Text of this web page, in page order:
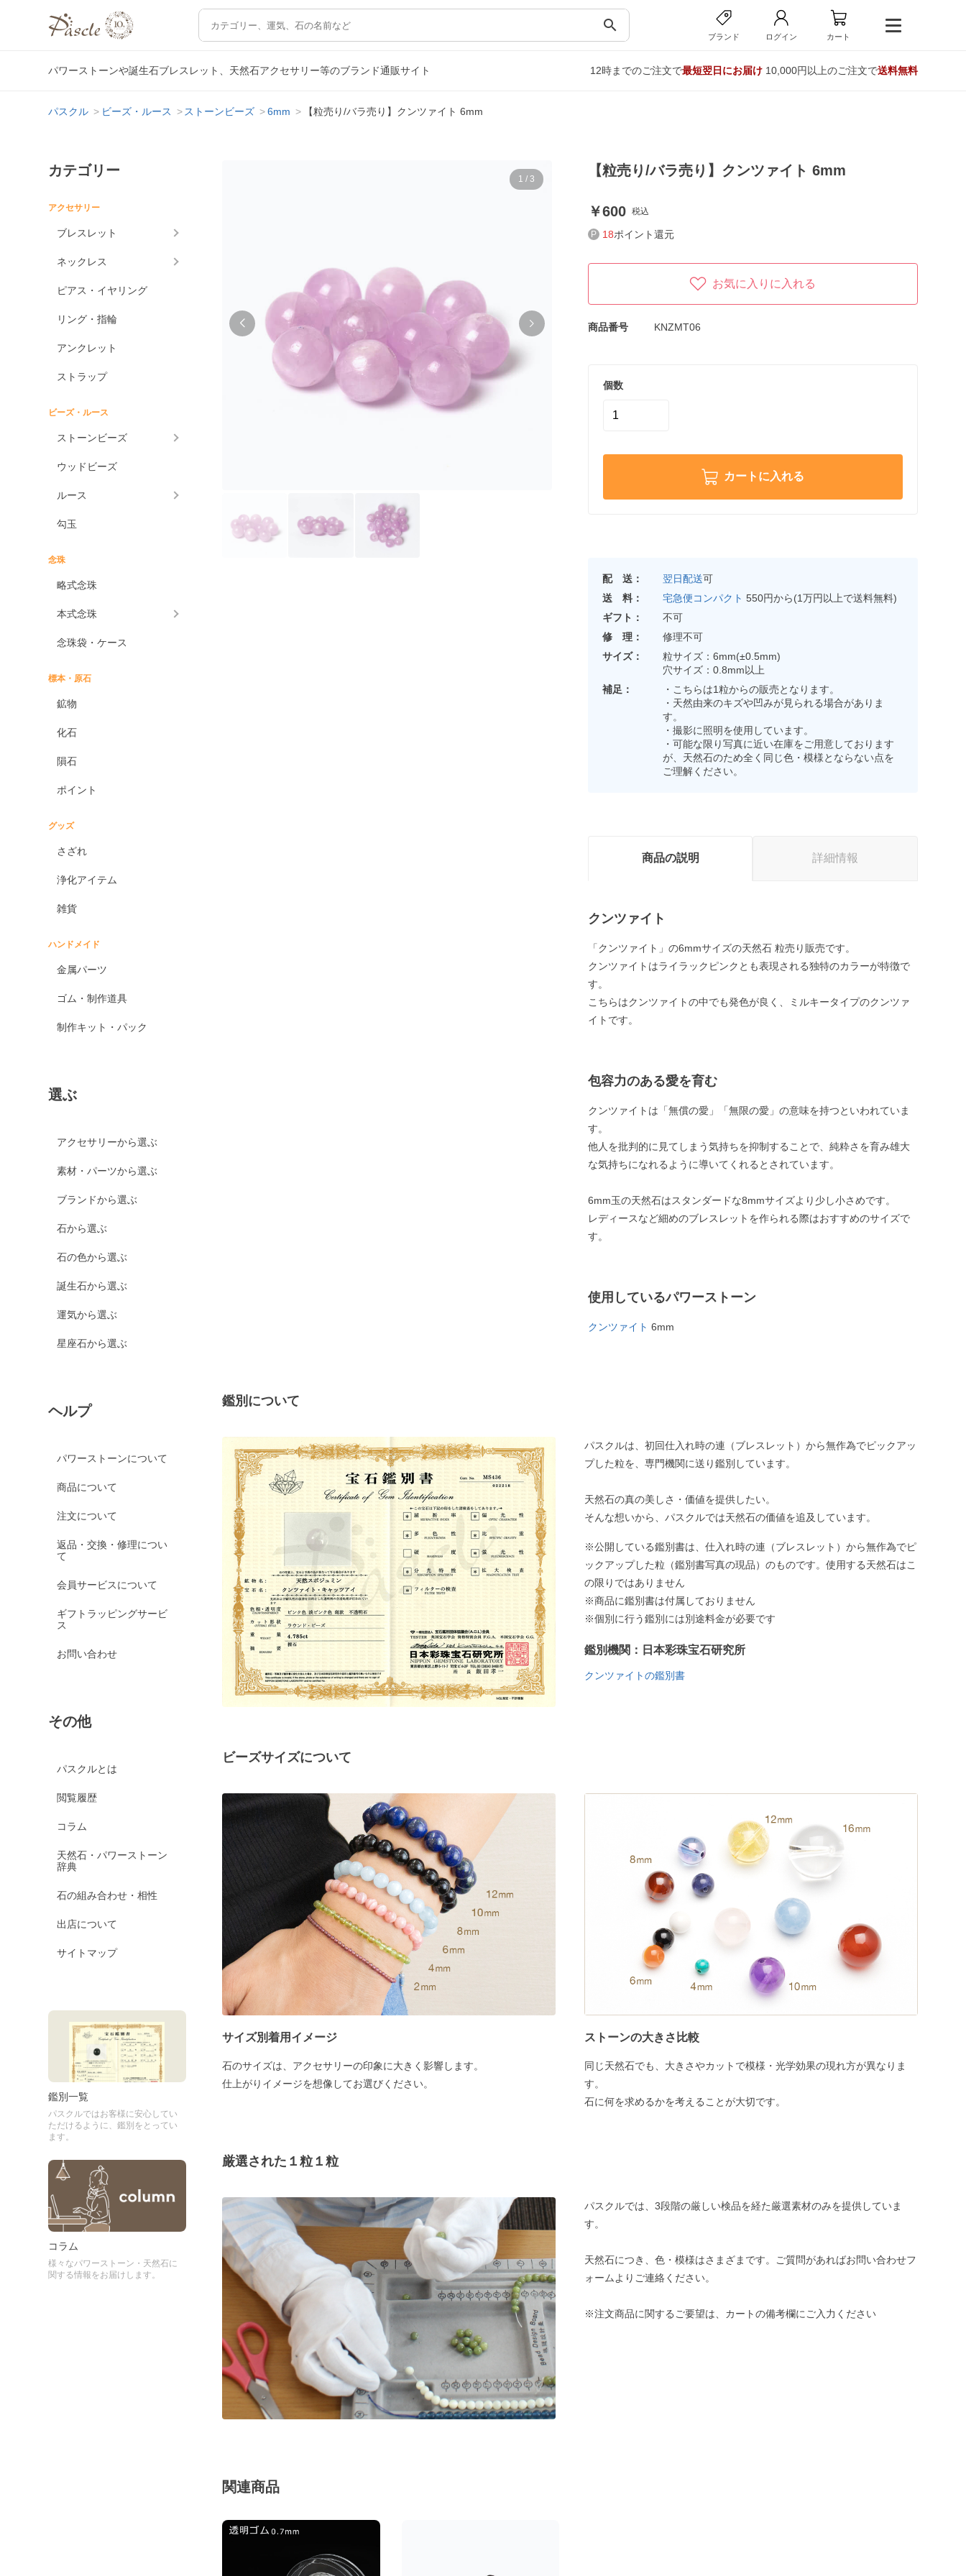
search
ブランド ログイン カート
パワーストーンや誕生石ブレスレット、天然石アクセサリー等のブランド通販サイト 12時までのご注文で最短翌日にお届け10,000円以上のご注文で送料無料
パスクル ビーズ・ルース ストーンビーズ 6mm 【粒売り/バラ売り】クンツァイト 6mm
カテゴリー
アクセサリー
ブレスレット
ネックレス
ピアス・イヤリング
リング・指輪
アンクレット
ストラップ
ビーズ・ルース
ストーンビーズ
ウッドビーズ
ルース
勾玉
念珠
略式念珠
本式念珠
念珠袋・ケース
標本・原石
鉱物
化石
隕石
ポイント
グッズ
さざれ
浄化アイテム
雑貨
ハンドメイド
金属パーツ
ゴム・制作道具
制作キット・パック
選ぶ
アクセサリーから選ぶ
素材・パーツから選ぶ
ブランドから選ぶ
石から選ぶ
石の色から選ぶ
誕生石から選ぶ
運気から選ぶ
星座石から選ぶ
ヘルプ
パワーストーンについて
商品について
注文について
返品・交換・修理につい
て
会員サービスについて
ギフトラッピングサービ
ス
お問い合わせ
その他
パスクルとは
閲覧履歴
コラム
天然石・パワーストーン
辞典
石の組み合わせ・相性
出店について
サイトマップ
鑑別一覧
パスクルではお客様に安心してい
ただけるように、鑑別をとってい
ます。
コラム
様々なパワーストーン・天然石に
関する情報をお届けします。
1 / 3
【粒売り/バラ売り】クンツァイト 6mm
600 税込
18ポイント還元
お気に入りに入れる
商品番号 KNZMT06
個数
カートに入れる
配 送： 翌日配送可
送 料：
宅急便コンパクト 550円から(1万円以上で送料無料)
ギフト：
不可
修 理：
修理不可
サイズ：
粒サイズ：6mm(±0.5mm)
穴サイズ：0.8mm以上
補足：
・こちらは1粒からの販売となります。
・天然由来のキズや凹みが見られる場合がありま
す。
・撮影に照明を使用しています。
・可能な限り写真に近い在庫をご用意しております
が、天然石のため全く同じ色・模様とならない点を
ご理解ください。
商品の説明 詳細情報
クンツァイト
「クンツァイト」の6mmサイズの天然石 粒売り販売です。
クンツァイトはライラックピンクとも表現される独特のカラーが特徴で
す。
こちらはクンツァイトの中でも発色が良く、ミルキータイプのクンツァ
イトです。
包容力のある愛を育む
クンツァイトは「無償の愛」「無限の愛」の意味を持つといわれていま
す。
他人を批判的に見てしまう気持ちを抑制することで、純粋さを育み雄大
な気持ちになれるように導いてくれるとされています。
6mm玉の天然石はスタンダードな8mmサイズより少し小さめです。
レディースなど細めのブレスレットを作られる際はおすすめのサイズで
す。
使用しているパワーストーン
クンツァイト 6mm
鑑別について
パスクルは、初回仕入れ時の連（ブレスレット）から無作為でピックアッ
プした粒を、専門機関に送り鑑別しています。
天然石の真の美しさ・価値を提供したい。
そんな想いから、パスクルでは天然石の価値を追及しています。
※公開している鑑別書は、仕入れ時の連（ブレスレット）から無作為でピ
ックアップした粒（鑑別書写真の現品）のものです。使用する天然石はこ
の限りではありません
※商品に鑑別書は付属しておりません
※個別に行う鑑別には別途料金が必要です
鑑別機関：日本彩珠宝石研究所
クンツァイトの鑑別書
ビーズサイズについて
サイズ別着用イメージ
石のサイズは、アクセサリーの印象に大きく影響します。
仕上がりイメージを想像してお選びください。
ストーンの大きさ比較
同じ天然石でも、大きさやカットで模様・光学効果の現れ方が異なりま
す。
石に何を求めるかを考えることが大切です。
厳選された１粒１粒
パスクルでは、3段階の厳しい検品を経た厳選素材のみを提供していま
す。
天然石につき、色・模様はさまざまです。ご質問があればお問い合わせフ
ォームよりご連絡ください。
※注文商品に関するご要望は、カートの備考欄にご入力ください
関連商品